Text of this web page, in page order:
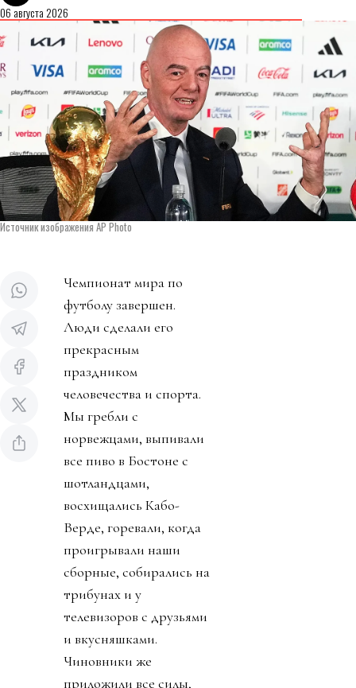
06 августа 2026
Источник изображения AP Photo
Чемпионат мира по
футболу завершен.
Люди сделали его
прекрасным
праздником
человечества и спорта.
Мы гребли с
норвежцами, выпивали
все пиво в Бостоне с
шотландцами,
восхищались Кабо-
Верде, горевали, когда
проигрывали наши
сборные, собирались на
трибунах и у
телевизоров с друзьями
и вкусняшками.
Чиновники же
приложили все силы,